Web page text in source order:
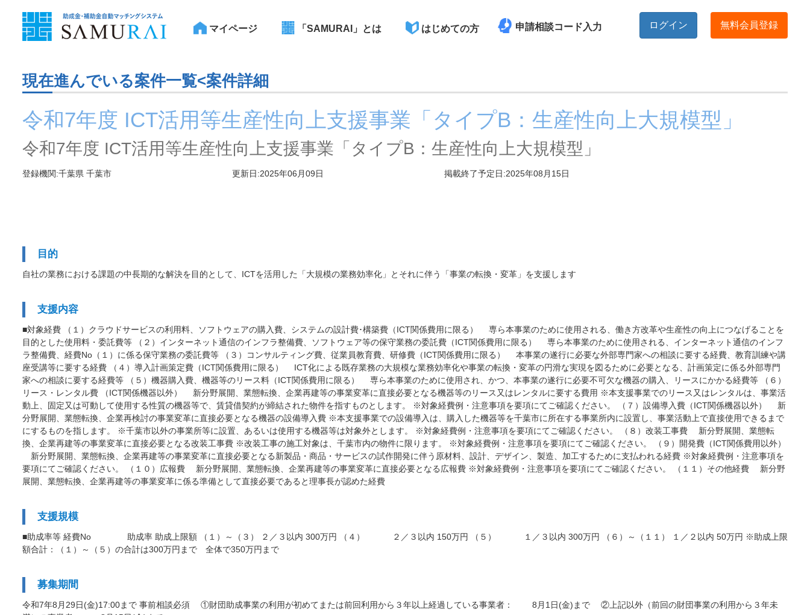
マイページ 「SAMURAI」とは はじめての方 申請相談コード入力 ログイン 無料会員登録
現在進んでいる案件一覧<案件詳細
令和7年度 ICT活用等生産性向上支援事業「タイプB：生産性向上大規模型」
令和7年度 ICT活用等生産性向上支援事業「タイプB：生産性向上大規模型」
登録機関:千葉県 千葉市 更新日:2025年06月09日 掲載終了予定日:2025年08月15日
目的
自社の業務における課題の中長期的な解決を目的として、ICTを活用した「大規模の業務効率化」とそれに伴う「事業の転換・変革」を支援します
支援内容
■対象経費 （１）クラウドサービスの利用料、ソフトウェアの購入費、システムの設計費･構築費（ICT関係費用に限る） 専ら本事業のために使用される、働き方改革や生産性の向上につなげることを
目的とした使用料・委託費等 （２）インターネット通信のインフラ整備費、ソフトウェア等の保守業務の委託費（ICT関係費用に限る） 専ら本事業のために使用される、インターネット通信のインフ
ラ整備費、経費No（１）に係る保守業務の委託費等 （３）コンサルティング費、従業員教育費、研修費（ICT関係費用に限る） 本事業の遂行に必要な外部専門家への相談に要する経費、教育訓練や講
座受講等に要する経費 （４）導入計画策定費（ICT関係費用に限る） ICT化による既存業務の大規模な業務効率化や事業の転換・変革の円滑な実現を図るために必要となる、計画策定に係る外部専門
家への相談に要する経費等 （５）機器購入費、機器等のリース料（ICT関係費用に限る） 専ら本事業のために使用され、かつ、本事業の遂行に必要不可欠な機器の購入、リースにかかる経費等 （６）
リース・レンタル費 （ICT関係機器以外） 新分野展開、業態転換、企業再建等の事業変革に直接必要となる機器等のリース又はレンタルに要する費用 ※本支援事業でのリース又はレンタルは、事業活
動上、固定又は可動して使用する性質の機器等で、賃貸借契約が締結された物件を指すものとします。 ※対象経費例・注意事項を要項にてご確認ください。 （７）設備導入費（ICT関係機器以外） 新
分野展開、業態転換、企業再検討の事業変革に直接必要となる機器の設備導入費 ※本支援事業での設備導入は、購入した機器等を千葉市に所在する事業所内に設置し、事業活動上で直接使用できるまで
にするものを指します。 ※千葉市以外の事業所等に設置、あるいは使用する機器等は対象外とします。 ※対象経費例・注意事項を要項にてご確認ください。 （８）改装工事費 新分野展開、業態転
換、企業再建等の事業変革に直接必要となる改装工事費 ※改装工事の施工対象は、千葉市内の物件に限ります。 ※対象経費例・注意事項を要項にてご確認ください。 （９）開発費（ICT関係費用以外）
新分野展開、業態転換、企業再建等の事業変革に直接必要となる新製品・商品・サービスの試作開発に伴う原材料、設計、デザイン、製造、加工するために支払われる経費 ※対象経費例・注意事項を
要項にてご確認ください。 （１０）広報費 新分野展開、業態転換、企業再建等の事業変革に直接必要となる広報費 ※対象経費例・注意事項を要項にてご確認ください。 （１１）その他経費 新分野
展開、業態転換、企業再建等の事業変革に係る準備として直接必要であると理事長が認めた経費
支援規模
■助成率等 経費No 助成率 助成上限額 （１）～（３） ２／３以内 300万円 （４） ２／３以内 150万円 （５） １／３以内 300万円 （６）～（１１） １／２以内 50万円 ※助成上限
額合計：（１）～（５）の合計は300万円まで 全体で350万円まで
募集期間
令和7年8月29日(金)17:00まで 事前相談必須 ①財団助成事業の利用が初めてまたは前回利用から３年以上経過している事業者： 8月1日(金)まで ②上記以外（前回の財団事業の利用から３年未